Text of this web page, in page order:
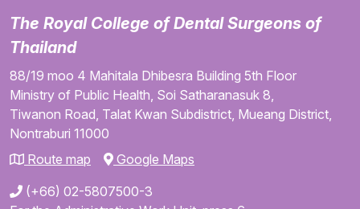
The Royal College of Dental Surgeons of
Thailand
88/19 moo 4 Mahitala Dhibesra Building 5th Floor
Ministry of Public Health, Soi Satharanasuk 8,
Tiwanon Road, Talat Kwan Subdistrict, Mueang District,
Nontraburi 11000
Route map
Google Maps
(+66) 02-5807500-3